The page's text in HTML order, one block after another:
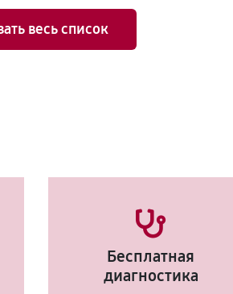
весь список
Бесплатная
диагностика